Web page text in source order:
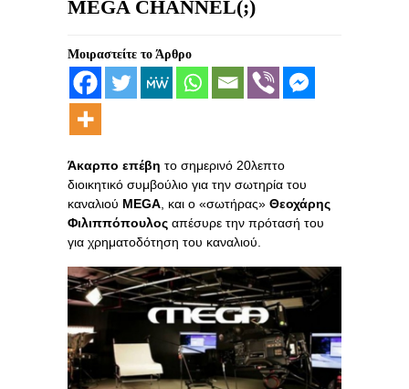
MEGA CHANNEL(;)
Μοιραστείτε το Άρθρο
Άκαρπο επέβη το σημερινό 20λεπτο
διοικητικό συμβούλιο για την σωτηρία του
καναλιού MEGA , και o «σωτήρας» Θεοχάρης
Φιλιππόπουλος απέσυρε την πρότασή του
για χρηματοδότηση του καναλιού.